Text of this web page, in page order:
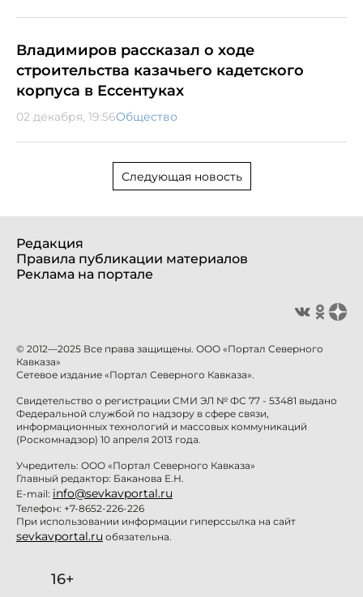
Владимиров рассказал о ходе
строительства казачьего кадетского
корпуса в Ессентуках
02 декабря, 19:56Общество
Следующая новость
Редакция
Правила публикации материалов
Реклама на портале
© 2012—2025 Все права защищены. ООО «Портал Северного
Кавказа»
Сетевое издание «Портал Северного Кавказа».
Свидетельство о регистрации СМИ ЭЛ № ФС 77 - 53481 выдано
Федеральной службой по надзору в сфере связи,
информационных технологий и массовых коммуникаций
(Роскомнадзор) 10 апреля 2013 года.
Учредитель: ООО «Портал Северного Кавказа»
Главный редактор: Баканова Е.Н.
E-mail: info@sevkavportal.ru
Телефон: +7-8652-226-226
При использовании информации гиперссылка на сайт
sevkavportal.ru обязательна.
16+